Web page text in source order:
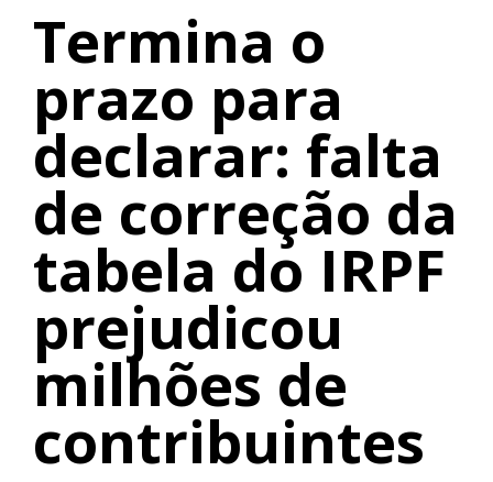
Termina o
prazo para
declarar: falta
de correção da
tabela do IRPF
prejudicou
milhões de
contribuintes